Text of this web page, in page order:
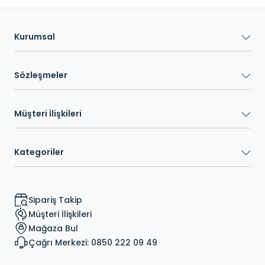
Kurumsal
Sözleşmeler
Müşteri İlişkileri
Kategoriler
Sipariş Takip
Müşteri İlişkileri
Mağaza Bul
Çağrı Merkezi: 0850 222 09 49